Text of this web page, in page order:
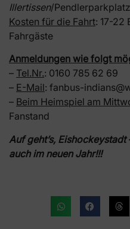
Illertissen/
Kosten für die Fahrt: 17-22
Fahrgäste
Anmeldungen wie folgt
– Tel.Nr.: 0160 785 62 69
– E-Mail: fanbus-
– Beim Heimspiel am
Fanstand
Auf geht’s,
auch im neuen Jahr!!!